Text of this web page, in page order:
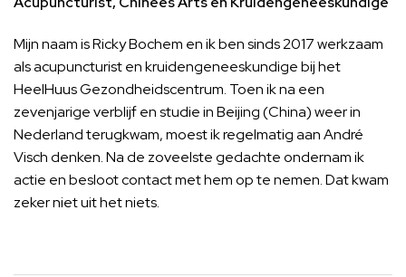
Mijn naam is Ricky Bochem en ik ben sinds 2017 werkzaam
als acupuncturist en kruidengeneeskundige bij het
HeelHuus Gezondheidscentrum. Toen ik na een
zevenjarige verblijf en studie in Beijing (China) weer in
Nederland terugkwam, moest ik regelmatig aan André
Visch denken. Na de zoveelste gedachte ondernam ik
actie en besloot contact met hem op te nemen. Dat kwam
zeker niet uit het niets.